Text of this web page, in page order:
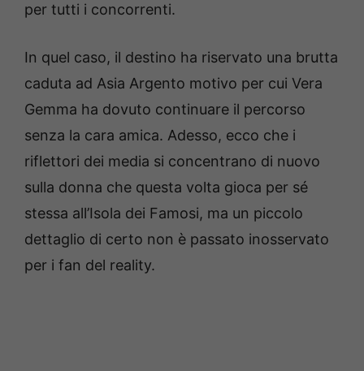
per tutti i concorrenti.
In quel caso, il destino ha riservato una brutta
caduta ad Asia Argento motivo per cui Vera
Gemma ha dovuto continuare il percorso
senza la cara amica. Adesso, ecco che i
riflettori dei media si concentrano di nuovo
sulla donna che questa volta gioca per sé
stessa all’Isola dei Famosi, ma un piccolo
dettaglio di certo non è passato inosservato
per i fan del reality.